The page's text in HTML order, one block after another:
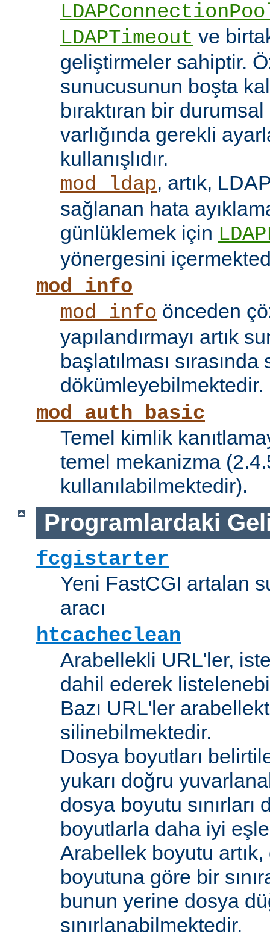
LDAPTimeout ve
geliştirmeler sahiptir.
sunucusunun boşta
bıraktıran bir
varlığında gerekli
kullanışlıdır.
mod_ldap, artık,
sağlanan hata
günlüklemek için
yönergesini
mod_info
mod_info önceden
yapılandırmayı artık
başlatılması sırasında
dökümleyebilmektedir.
mod_auth_basic
Temel kimlik
temel mekanizma
kullanılabilmektedir).
Programlardaki
fcgistarter
Yeni FastCGI artalan
aracı
htcacheclean
Arabellekli URL'ler,
dahil ederek
Bazı URL'ler
silinebilmektedir.
Dosya boyutları
yukarı doğru
dosya boyutu sınırları
boyutlarla daha iyi
Arabellek boyutu
boyutuna göre bir
bunun yerine dosya
sınırlanabilmektedir.